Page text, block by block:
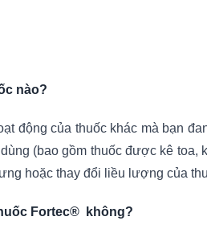
nào?
động của thuốc khác mà bạn
(bao gồm thuốc được kê
hoặc thay đổi liều lượng của
Fortec® không?